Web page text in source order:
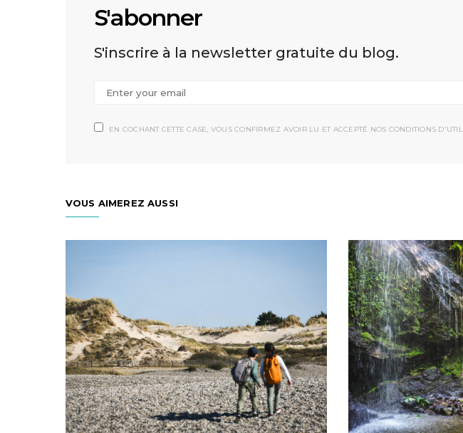
S'abonner
S'inscrire à la newsletter gratuite du blog.
EN COCHANT CETTE CASE, VOUS CONFIRMEZ AVOIR LU ET ACCEPTÉ NOS CONDITIONS
VOUS AIMEREZ AUSSI